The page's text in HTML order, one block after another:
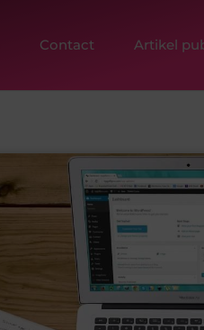
Contact Artikel